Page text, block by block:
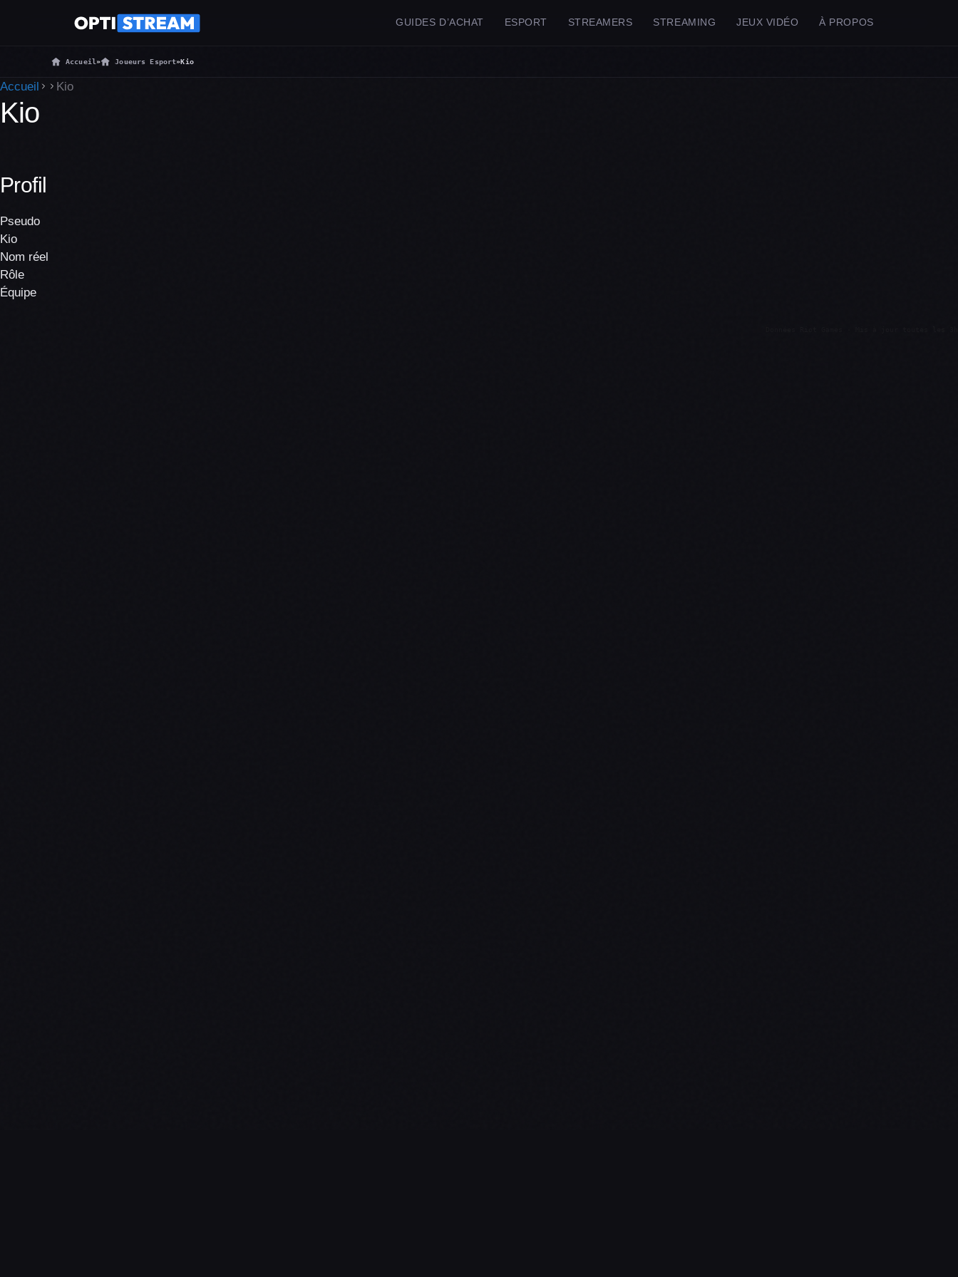
GUIDES D’ACHAT ESPORT STREAMERS STREAMING JEUX VIDÉO À PROPOS
Accueil » Joueurs Esport»Kio
Accueil Kio
Kio
Profil
Pseudo
Kio
Nom réel
Rôle
Équipe